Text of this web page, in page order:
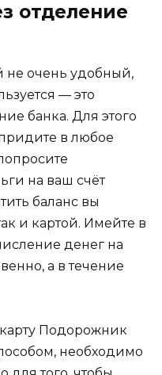
отделение
не очень удобный,
— это
банка. Для этого
в любое
на ваш счёт
баланс вы
и картой. Имейте в
денег на
а в течение
карту Подорожник
необходимо